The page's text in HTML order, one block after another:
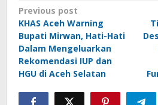
Post
navigation
Previous post
KHAS Aceh Warning
Bupati Mirwan, Hati-Hati
Dalam Mengeluarkan
Rekomendasi IUP dan
HGU di Aceh Selatan